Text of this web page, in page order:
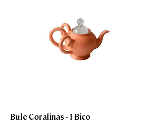
Bule Coralinas - 1 Bico